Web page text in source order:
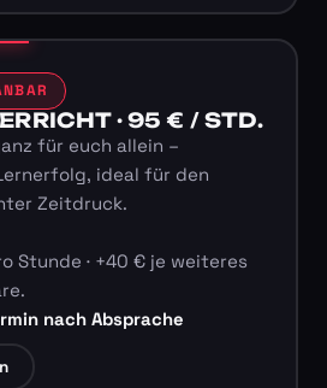
· 95 € / STD.
für euch allein –
ideal für den
Zeitdruck.
Stunde · +40 € je weiteres
nach Absprache